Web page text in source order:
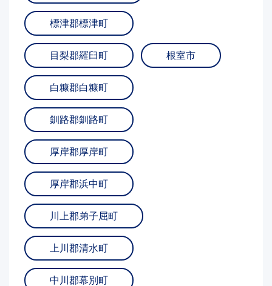
標津郡標津町
目梨郡羅臼町 根室市
白糠郡白糠町
釧路郡釧路町
厚岸郡厚岸町
厚岸郡浜中町
川上郡弟子屈町
上川郡清水町
中川郡幕別町